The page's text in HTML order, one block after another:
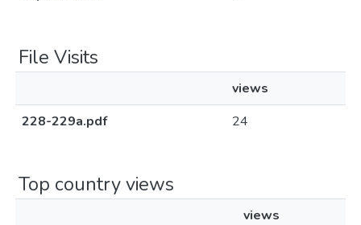
File Visits
views
228-229а.pdf
24
Top country views
views